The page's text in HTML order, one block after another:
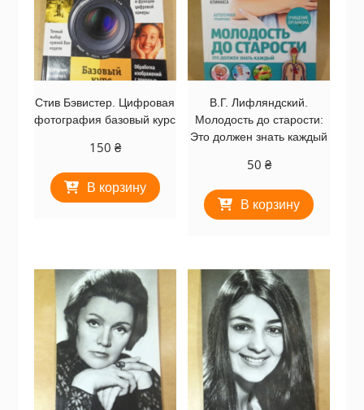
Стив Бэвистер. Цифровая
фотография базовый курс
150 ₴
В корзину
В.Г. Лифляндский.
Молодость до старости:
Это должен знать каждый
50 ₴
В корзину